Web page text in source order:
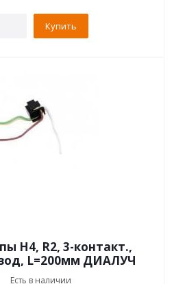
Купить
Н4, R2, 3-контакт.,
L=200мм ДИАЛУЧ
Есть в наличии